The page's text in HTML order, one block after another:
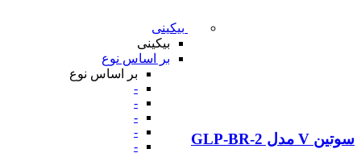
بیکینی
بیکینی
بر اساس نوع
بر اساس نوع
-
-
-
-
-
سوتین V مدل GLP-BR-2